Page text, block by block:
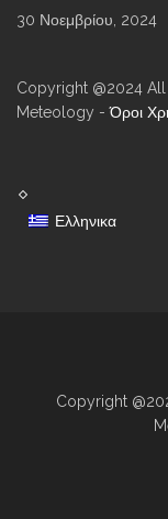
30 Νοεμβρίου, 2024
Copyright @2024
Meteology -Όροι
Ελληνικα
Copyright